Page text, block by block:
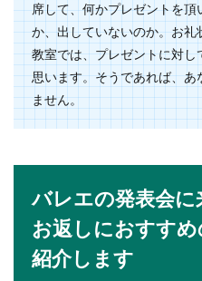
席して、何かプレゼントを
か、出していないのか。お
教室では、プレゼントに対
思います。そうであれば、
ません。
バレエの発表会
お返しにおすす
紹介します